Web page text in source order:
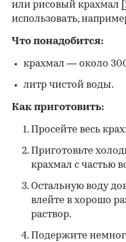
или рисовый крахмал
использовать,
Что понадобится:
крахмал — около
литр чистой воды.
Как приготовить:
Просейте весь
Приготовьте
крахмал с частью
Остальную воду
влейте в хорошо
раствор.
Подержите